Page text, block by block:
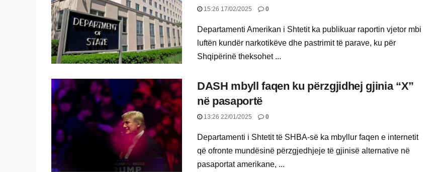
15:26 17/02/2025 0
Departamenti Amerikan i Shtetit ka publikuar raportin vjetor mbi
luftën kundër narkotikëve dhe pastrimit të parave, ku për
Shqipërinë theksohet ...
DASH mbyll faqen ku përzgjidhej gjinia “X”
në pasaportë
13:26 22/01/2025 0
Departamenti i Shtetit të SHBA-së ka mbyllur faqen e internetit
që ofronte mundësinë përzgjedhjeje të gjinisë alternative në
pasaportat amerikane, ...